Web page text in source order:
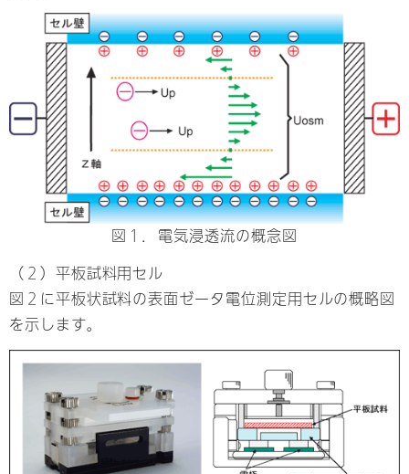
図１．電気浸透流の概念図
（２）平板試料用セル
図２に平板状試料の表面ゼータ電位測定用セルの概略図
を示します。